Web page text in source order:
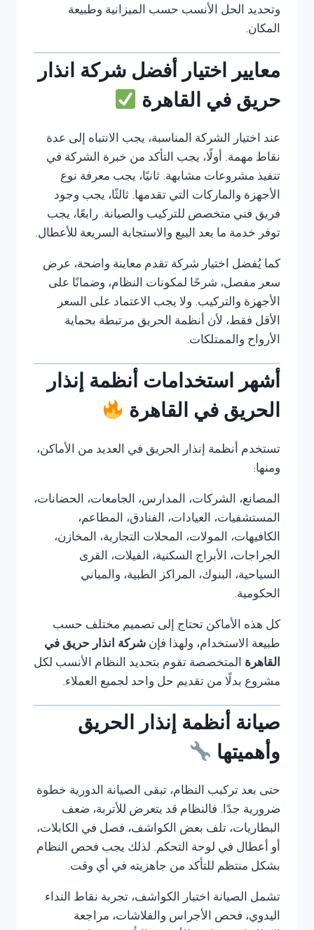
وتحديد الحل الأنسب حسب الميزانية وطبيعة
المكان.
معايير اختيار أفضل شركة انذار
حريق في القاهرة
عند اختيار الشركة المناسبة، يجب الانتباه إلى عدة
نقاط مهمة. أولًا، يجب التأكد من خبرة الشركة في
تنفيذ مشروعات مشابهة. ثانيًا، يجب معرفة نوع
الأجهزة والماركات التي تقدمها. ثالثًا، يجب وجود
فريق فني متخصص للتركيب والصيانة. رابعًا، يجب
توفر خدمة ما بعد البيع والاستجابة السريعة للأعطال.
كما يُفضل اختيار شركة تقدم معاينة واضحة، عرض
سعر مفصل، شرحًا لمكونات النظام، وضمانًا على
الأجهزة والتركيب. ولا يجب الاعتماد على السعر
الأقل فقط، لأن أنظمة الحريق مرتبطة بحماية
الأرواح والممتلكات.
أشهر استخدامات أنظمة إنذار
الحريق في القاهرة
تستخدم أنظمة إنذار الحريق في العديد من الأماكن،
ومنها:
المصانع، الشركات، المدارس، الجامعات، الحضانات،
المستشفيات، العيادات، الفنادق، المطاعم،
الكافيهات، المولات، المحلات التجارية، المخازن،
الجراجات، الأبراج السكنية، الفيلات، القرى
السياحية، البنوك، المراكز الطبية، والمباني
الحكومية.
كل هذه الأماكن تحتاج إلى تصميم مختلف حسب
طبيعة الاستخدام، ولهذا فإن شركة انذار حريق في
القاهرة المتخصصة تقوم بتحديد النظام الأنسب لكل
مشروع بدلًا من تقديم حل واحد لجميع العملاء.
صيانة أنظمة إنذار الحريق
وأهميتها
حتى بعد تركيب النظام، تبقى الصيانة الدورية خطوة
ضرورية جدًا. فالنظام قد يتعرض للأتربة، ضعف
البطاريات، تلف بعض الكواشف، فصل في الكابلات،
أو أعطال في لوحة التحكم. لذلك يجب فحص النظام
بشكل منتظم للتأكد من جاهزيته في أي وقت.
تشمل الصيانة اختبار الكواشف، تجربة نقاط النداء
اليدوي، فحص الأجراس والفلاشات، مراجعة